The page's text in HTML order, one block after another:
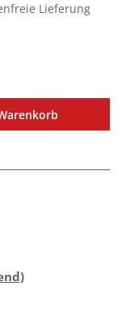
Lieferung